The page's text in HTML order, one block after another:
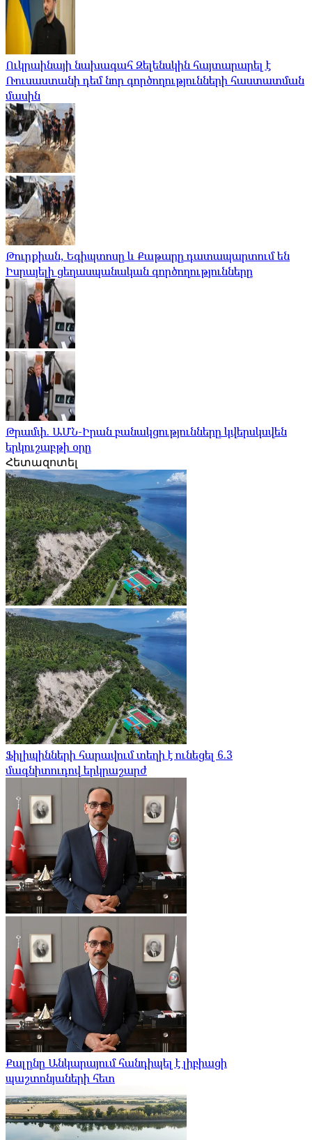
Ուկրաինայի նախագահ Զելենսկին հայտարարել է
Ռուսաստանի դեմ նոր գործողությունների հաստատման
մասին
Թուրքիան, Եգիպտոսը և Քաթարը դատապարտում են
Իսրայելի ցեղասպանական գործողությունները
Թրամփ. ԱՄՆ-Իրան բանակցությունները կվերսկսվեն
երկուշաբթի օրը
Հետազոտել
Ֆիլիպինների հարավում տեղի է ունեցել 6.3
մագնիտուդով երկրաշարժ
Քալընը Անկարայում հանդիպել է լիբիացի
պաշտոնյաների հետ